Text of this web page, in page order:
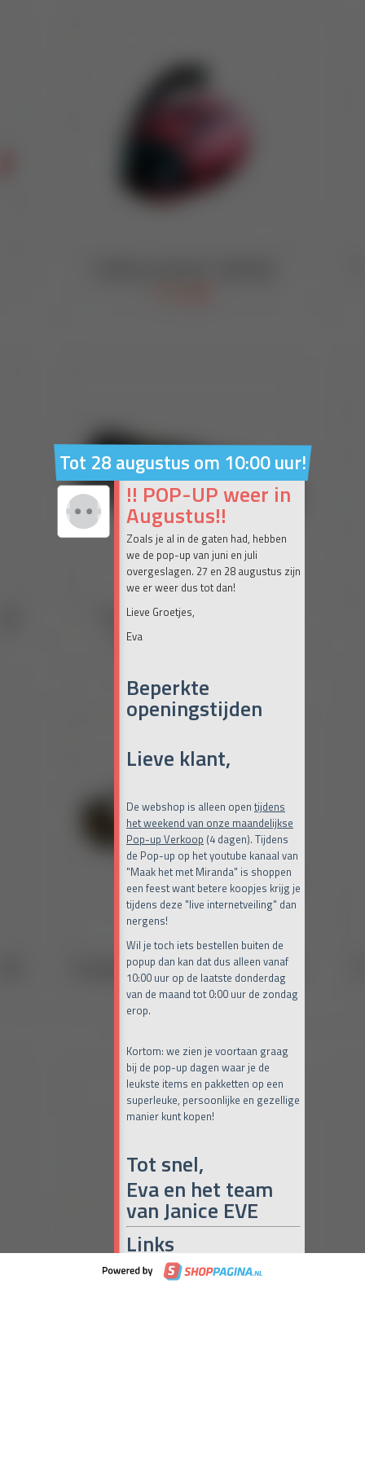
Tot 28 augustus om 10:00 uur!
!! POP-UP weer in
Augustus!!
Zoals je al in de gaten had, hebben
we de pop-up van juni en juli
overgeslagen. 27 en 28 augustus zijn
we er weer dus tot dan!
Lieve Groetjes,
Eva
Beperkte
openingstijden
Lieve klant,
De webshop is alleen open tijdens
het weekend van onze maandelijkse
Pop-up Verkoop (4 dagen). Tijdens
de Pop-up op het youtube kanaal van
"Maak het met Miranda" is shoppen
een feest want betere koopjes krijg je
tijdens deze "live internetveiling" dan
nergens!
Wil je toch iets bestellen buiten de
popup dan kan dat dus alleen vanaf
10:00 uur op de laatste donderdag
van de maand tot 0:00 uur de zondag
erop.
Kortom: we zien je voortaan graag
bij de pop-up dagen waar je de
leukste items en pakketten op een
superleuke, persoonlijke en gezellige
manier kunt kopen!
Tot snel,
Eva en het team
van Janice EVE
Links
Online Café Miranda(iedere dag om
10:00, 15:00 en 19:00 uur)